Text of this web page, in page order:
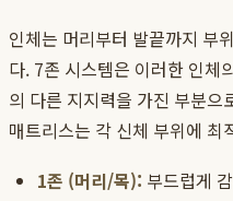
인체는 머리부터 발끝까지 부
다. 7존 시스템은 이러한 인체
의 다른 지지력을 가진 부분으
매트리스는 각 신체 부위에
1존 (머리/목): 부드럽게